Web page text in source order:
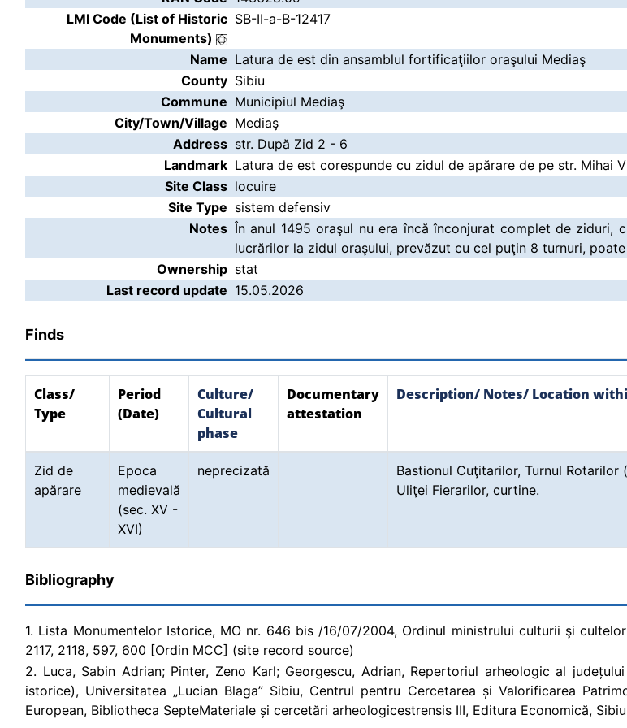
LMI Code (List of Historic
Monuments)
SB-II-a-B-12417
Name Latura de est din ansamblul fortificaţiilor oraşului Mediaş
County Sibiu
Commune Municipiul Mediaş
City/Town/Village Mediaş
Address str. După Zid 2 - 6
Landmark Latura de est corespunde cu zidul de apărare de pe str. Mihai
Site Class locuire
Site Type sistem defensiv
Notes În anul 1495 oraşul nu era încă înconjurat complet de ziduri,
lucrărilor la zidul oraşului, prevăzut cu cel puţin 8 turnuri,
Ownership stat
Last record update 15.05.2026
Finds
Class/
Type
Period
(Date)
Culture/
Cultural
phase
Documentary
attestation
Description/ Notes/ Location
Zid de
apărare
Epoca
medievală
(sec. XV -
XVI)
neprecizată
Bastionul Cuţitarilor, Turnul Rotarilor
Uliţei Fierarilor, curtine.
Bibliography
1. Lista Monumentelor Istorice, MO nr. 646 bis /16/07/2004, Ordinul ministrului culturii şi
2117, 2118, 597, 600 [Ordin MCC] (site record source)
2. Luca, Sabin Adrian; Pinter, Zeno Karl; Georgescu, Adrian, Repertoriul arheologic al
istorice), Universitatea „Lucian Blaga” Sibiu, Centrul pentru Cercetarea și Valorificarea
European, Bibliotheca SepteMateriale și cercetări arheologicestrensis III, Editura Economică,